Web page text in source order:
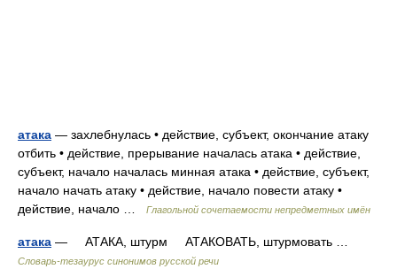
атака — захлебнулась • действие, субъект, окончание атаку
отбить • действие, прерывание началась атака • действие,
субъект, начало началась минная атака • действие, субъект,
начало начать атаку • действие, начало повести атаку •
действие, начало …
Глагольной сочетаемости непредметных имён
атака — АТАКА, штурм АТАКОВАТЬ, штурмовать …
Словарь-тезаурус синонимов русской речи